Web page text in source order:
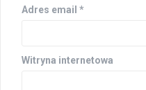
Adres email *
Witryna internetowa